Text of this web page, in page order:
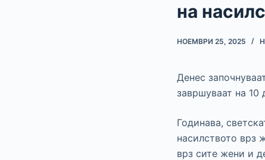
на
НОЕМВРИ 25, 2025
Денес
завршуваат на 10
Годинава,
насилството врз
врз сите жени и